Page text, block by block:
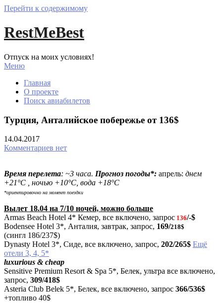
Перейти к содержимому
RestMeBest
Отпуск на моих условиях!
Меню
Главная
О проекте
Поиск авиабилетов
Турция, Анталийское побережье от 136$
14.04.2017
Комментариев нет
Время перелета: ~3 часа. Прогноз погоды*: апрель: днем
+21°С , ночью +10°С, вода +18°С
*ориентировочно на момент поездки
Вылет 18.04 на 7/10 ночей, можно больше
Armas Beach Hotel 4* Кемер, все включено, запрос 136/-$
Bodensee Hotel 3*, Анталия, завтрак, запрос, 169/218$
(сингл 186/237$)
Dynasty Hotel 3*, Сиде, все включено, запрос, 202/265$ Ещё
отели 3, 4, 5*
luxurious & cheap
Sensitive Premium Resort & Spa 5*, Белек, ультра все включено,
запрос, 309/418$
Asteria Club Belek 5*, Белек, все включено, запрос 366/536$
+топливо 40$